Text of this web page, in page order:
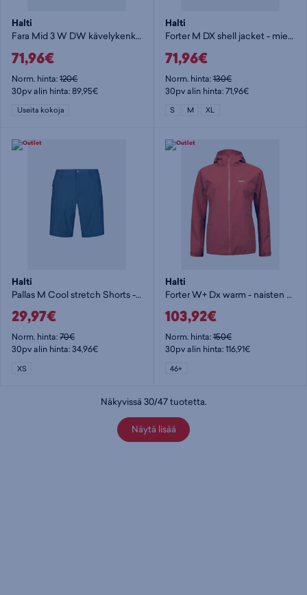
Halti
Fara Mid 3 W DW kävelykenkä - naisten kävelykengät
71,96€
Norm. hinta:120€
30pv alin hinta: 89,95€
Useita kokoja
Halti
Forter M DX shell jacket - miesten kuoritakki
71,96€
Norm. hinta:130€
30pv alin hinta: 71,96€
S M XL
Halti
Pallas M Cool stretch Shorts - miesten shortsit
29,97€
Norm. hinta:70€
30pv alin hinta: 34,96€
XS
Halti
Forter W+ Dx warm - naisten kevytvanutakki
103,92€
Norm. hinta:150€
30pv alin hinta: 116,91€
46+
Näkyvissä 30/47tuotetta.
Näytä lisää